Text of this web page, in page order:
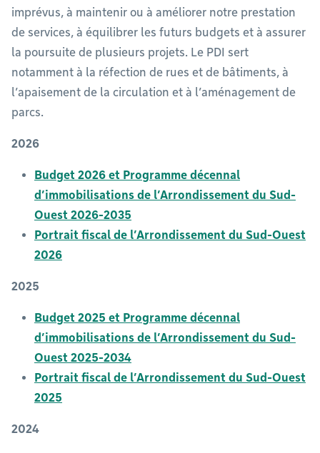
imprévus, à maintenir ou à améliorer notre prestation
de services, à équilibrer les futurs budgets et à assurer
la poursuite de plusieurs projets. Le PDI sert
notamment à la réfection de rues et de bâtiments, à
l’apaisement de la circulation et à l’aménagement de
parcs.
2026
Budget 2026 et Programme décennal
d’immobilisations de l’Arrondissement du Sud-
Ouest 2026-2035
Portrait fiscal de l’Arrondissement du Sud-Ouest
2026
2025
Budget 2025 et Programme décennal
d’immobilisations de l’Arrondissement du Sud-
Ouest 2025-2034
Portrait fiscal de l’Arrondissement du Sud-Ouest
2025
2024